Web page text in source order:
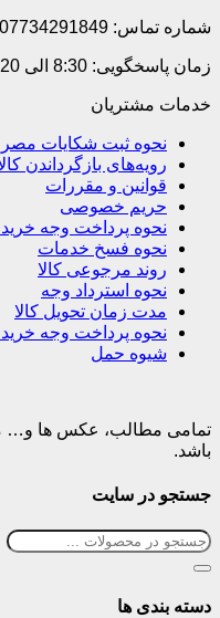
شماره تماس: 07734291849
زمان پاسخگویی: 8:30 الی 20
خدمات مشتریان
نحوه ثبت شکایات
رویه‌های بازگرداندن
قوانین و مقررات
حریم خصوصی
نحوه پرداخت وجه خرید
نحوه فسخ خدمات
روند مرجوعی کالا
نحوه استرداد وجه
مدت زمان تحویل کالا
نحوه پرداخت وجه خرید
شیوه حمل
تمامی مطالب، عکس ها و…
باشد.
جستجو در سایت
دسته بندی ها